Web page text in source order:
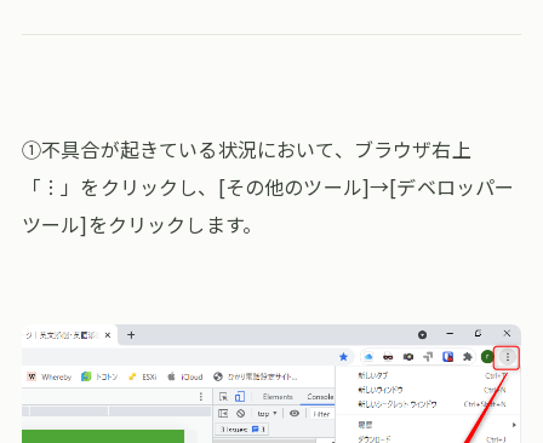
①不具合が起きている状況において、ブラウザ右上
「︙」をクリックし、[その他のツール]→[デベロッパー
ツール]をクリックします。